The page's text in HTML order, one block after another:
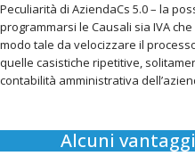
Peculiarità di AziendaCs 5.0 – la
programmarsi le Causali sia IVA
modo tale da velocizzare il
quelle casistiche ripetitive,
contabilità amministrativa
Alcuni